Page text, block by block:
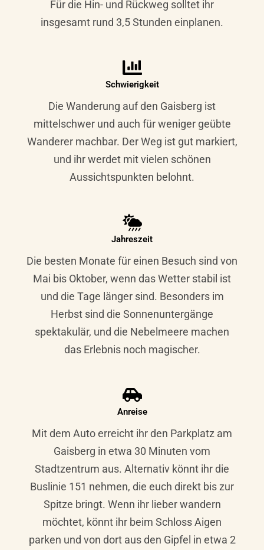
Für die Hin- und Rückweg solltet ihr
insgesamt rund 3,5 Stunden einplanen.
Schwierigkeit
Die Wanderung auf den Gaisberg ist
mittelschwer und auch für weniger geübte
Wanderer machbar. Der Weg ist gut markiert,
und ihr werdet mit vielen schönen
Aussichtspunkten belohnt.
Jahreszeit
Die besten Monate für einen Besuch sind von
Mai bis Oktober, wenn das Wetter stabil ist
und die Tage länger sind. Besonders im
Herbst sind die Sonnenuntergänge
spektakulär, und die Nebelmeere machen
das Erlebnis noch magischer.
Anreise
Mit dem Auto erreicht ihr den Parkplatz am
Gaisberg in etwa 30 Minuten vom
Stadtzentrum aus. Alternativ könnt ihr die
Buslinie 151 nehmen, die euch direkt bis zur
Spitze bringt. Wenn ihr lieber wandern
möchtet, könnt ihr beim Schloss Aigen
parken und von dort aus den Gipfel in etwa 2